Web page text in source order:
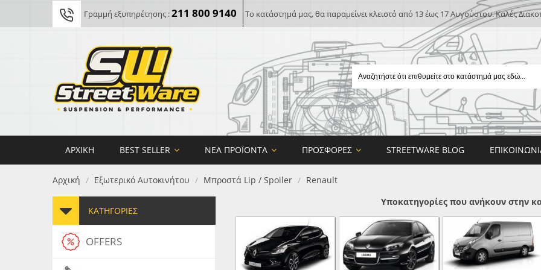
Γραμμή εξυπηρέτησης :211 800 9140 Το κατάστημά μας, θα παραμείνει κλειστό από 13 έως 17 Αυγούστου. Καλές
ΑΡΧΙΚΉ BEST SELLER ΝΈΑ ΠΡΟΪΌΝΤΑ ΠΡΟΣΦΟΡΈΣ STREETWARE BLOG
Αρχική / Εξωτερικό Αυτοκινήτου / Μπροστά Lip / Spoiler / Renault
ΚΑΤΗΓΟΡΊΕΣ
OFFERS
FORGE
MAXTON DESIGN
Υποκατηγορίες που ανήκουν στην